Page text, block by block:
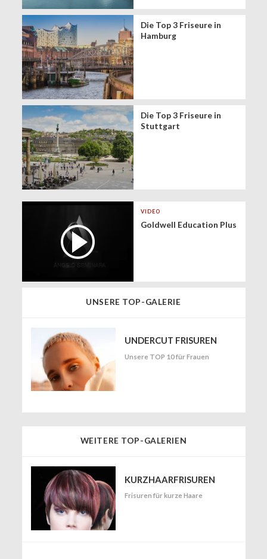
Die Top 3 Friseure in
Hamburg
Die Top 3 Friseure in
Stuttgart
VIDEO
Goldwell Education Plus
UNSERE TOP-GALERIE
UNDERCUT FRISUREN
Unsere TOP 10 für Frauen
WEITERE TOP-GALERIEN
KURZHAARFRISUREN
Frisuren für kurze Haare